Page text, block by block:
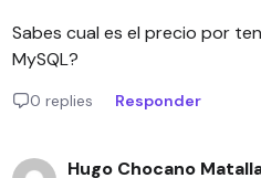
Sabes cual es el precio por
MySQL?
0 replies Responder
Hugo Chocano